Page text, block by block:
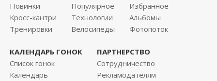
Новинки
Кросс-кантри
Тренировки
Популярное
Технологии
Велосипеды
Избранное
Альбомы
Фотопоток
КАЛЕНДАРЬ ГОНОК
Список гонок
Календарь
ПАРТНЕРСТВО
Сотрудничество
Рекламодателям